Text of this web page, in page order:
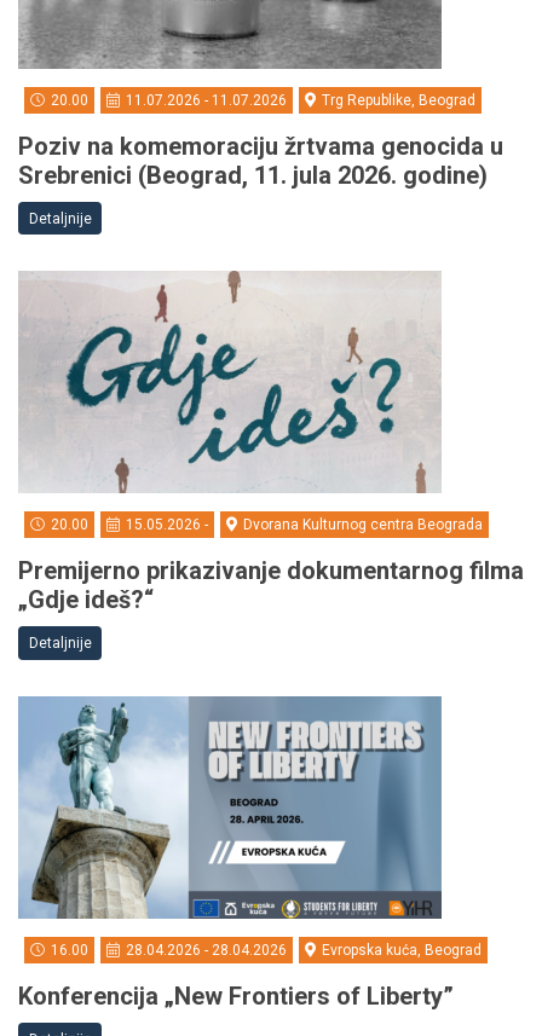
20.00 11.07.2026 - 11.07.2026 Trg Republike, Beograd
Poziv na komemoraciju žrtvama genocida u
Srebrenici (Beograd, 11. jula 2026. godine)
Detaljnije
20.00 15.05.2026 - Dvorana Kulturnog centra Beograda
Premijerno prikazivanje dokumentarnog filma
„Gdje ideš?“
Detaljnije
16.00 28.04.2026 - 28.04.2026 Evropska kuća, Beograd
Konferencija „New Frontiers of Liberty”